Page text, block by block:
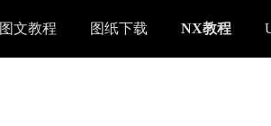
图文教程 图纸下载 NX教程